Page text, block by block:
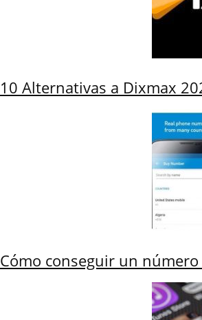
10 Alternativas a Dixmax
Cómo conseguir un